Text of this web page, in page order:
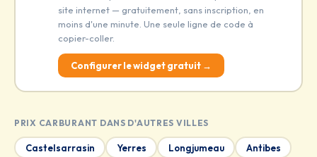
site internet — gratuitement, sans inscription, en
moins d'une minute. Une seule ligne de code à
copier-coller.
Configurer le widget gratuit →
PRIX CARBURANT DANS D'AUTRES VILLES
Castelsarrasin Yerres Longjumeau Antibes